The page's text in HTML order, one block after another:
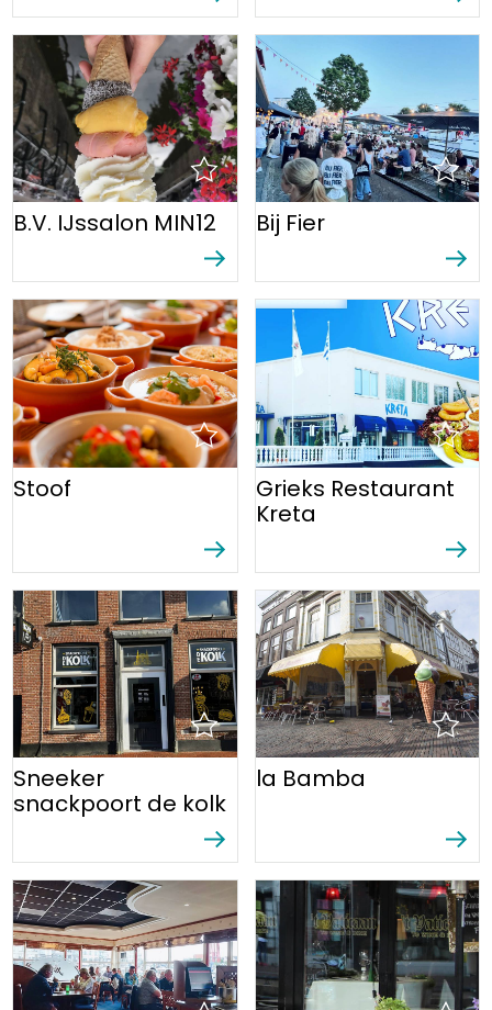
B.V. IJssalon MIN12 Bij Fier
Stoof
Grieks Restaurant
Kreta
Sneeker
snackpoort de kolk
la Bamba